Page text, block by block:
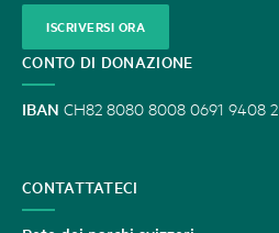
ISCRIVERSI ORA
CONTO DI DONAZIONE
IBAN CH82 8080 8008 0691 9408 2
CONTATTATECI